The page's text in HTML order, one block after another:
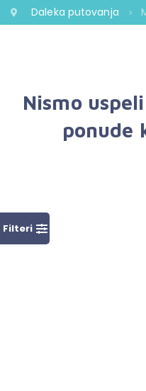
Daleka putovanja
Filteri
Nismo
ponude